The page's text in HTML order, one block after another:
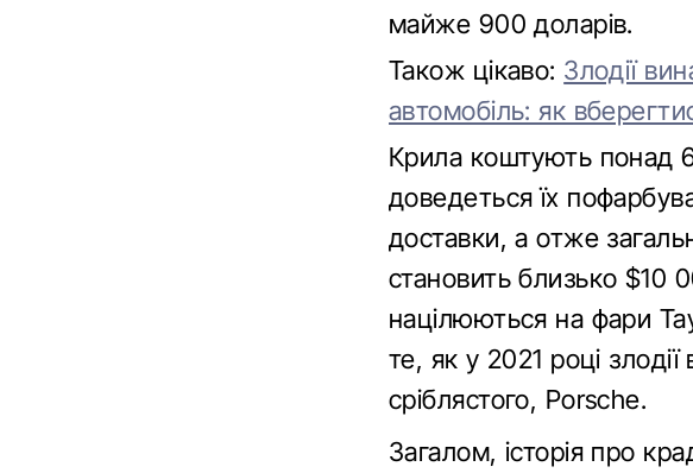
майже 900 доларів.
Також цікаво: Злодії
автомобіль: як
Крила коштують понад
доведеться їх
доставки, а отже
становить близько $10
націлюються на фари
те, як у 2021 році
сріблястого, Porsche.
Загалом, історія про